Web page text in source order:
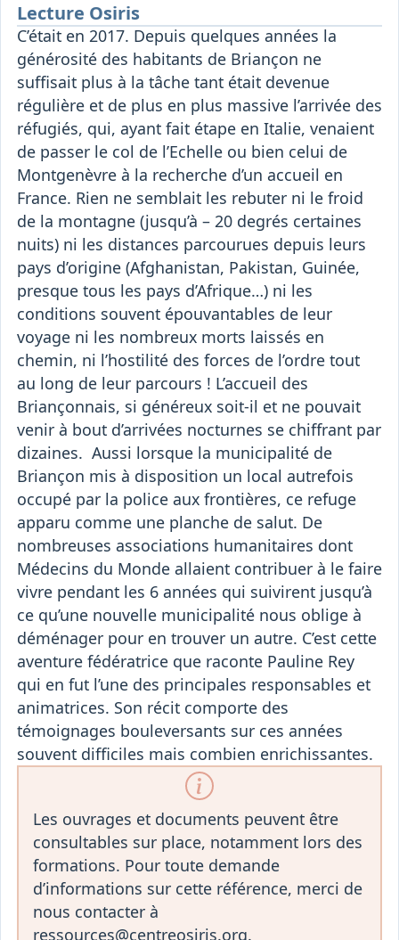
Lecture Osiris
C’était en 2017. Depuis quelques années la
générosité des habitants de Briançon ne
suffisait plus à la tâche tant était devenue
régulière et de plus en plus massive l’arrivée des
réfugiés, qui, ayant fait étape en Italie, venaient
de passer le col de l’Echelle ou bien celui de
Montgenèvre à la recherche d’un accueil en
France. Rien ne semblait les rebuter ni le froid
de la montagne (jusqu’à – 20 degrés certaines
nuits) ni les distances parcourues depuis leurs
pays d’origine (Afghanistan, Pakistan, Guinée,
presque tous les pays d’Afrique…) ni les
conditions souvent épouvantables de leur
voyage ni les nombreux morts laissés en
chemin, ni l’hostilité des forces de l’ordre tout
au long de leur parcours ! L’accueil des
Briançonnais, si généreux soit-il et ne pouvait
venir à bout d’arrivées nocturnes se chiffrant par
dizaines. Aussi lorsque la municipalité de
Briançon mis à disposition un local autrefois
occupé par la police aux frontières, ce refuge
apparu comme une planche de salut. De
nombreuses associations humanitaires dont
Médecins du Monde allaient contribuer à le faire
vivre pendant les 6 années qui suivirent jusqu’à
ce qu’une nouvelle municipalité nous oblige à
déménager pour en trouver un autre. C’est cette
aventure fédératrice que raconte Pauline Rey
qui en fut l’une des principales responsables et
animatrices. Son récit comporte des
témoignages bouleversants sur ces années
souvent difficiles mais combien enrichissantes.
Les ouvrages et documents peuvent être
consultables sur place, notamment lors des
formations. Pour toute demande
d’informations sur cette référence, merci de
nous contacter à
ressources@centreosiris.org.